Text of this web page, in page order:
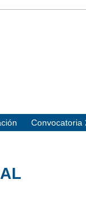
Convocatoria